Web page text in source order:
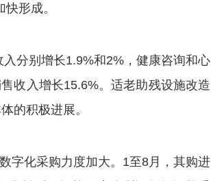
形成。
分别增长1.9%和2%，健康咨询和心
收入增长15.6%。适老助残设施改造
的积极进展。
字化采购力度加大。1至8月，其购进